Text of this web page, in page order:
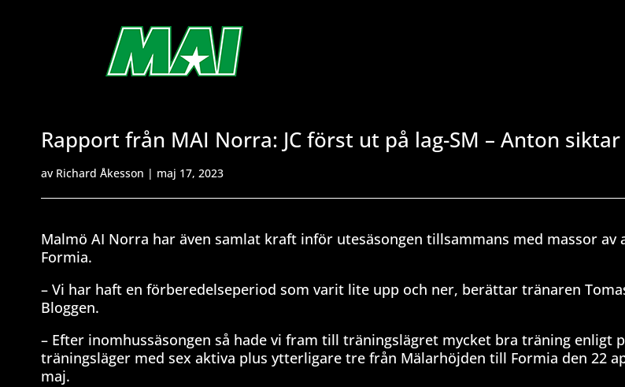
Rapport från MAI Norra: JC först ut på lag-SM – Anton
av Richard Åkesson | maj 17, 2023
Malmö AI Norra har även samlat kraft inför utesäsongen tillsammans med massor av
Formia.
– Vi har haft en förberedelseperiod som varit lite upp och ner, berättar tränaren
Bloggen.
– Efter inomhussäsongen så hade vi fram till träningslägret mycket bra träning enligt
träningsläger med sex aktiva plus ytterligare tre från Mälarhöjden till Formia den 22
maj.